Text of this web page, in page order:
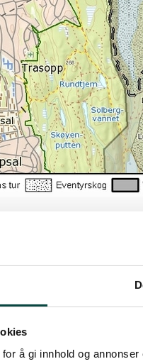
å gi innhold og
04.07.2024